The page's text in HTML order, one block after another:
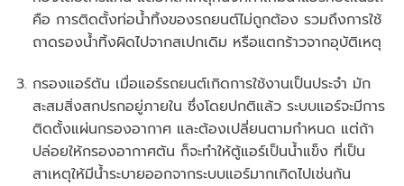
คือ การติดตั้งท่อน้ำทิ้งของรถยนต์ไม่ถูกต้อง รวมถึงการใช้
ถาดรองน้ำทิ้งผิดไปจากสเปกเดิม หรือแตกร้าวจากอุบัติเหตุ
กรองแอร์ตัน เมื่อแอร์รถยนต์เกิดการใช้งานเป็นประจำ มัก
สะสมสิ่งสกปรกอยู่ภายใน ซึ่งโดยปกติแล้ว ระบบแอร์จะมีการ
ติดตั้งแผ่นกรองอากาศ และต้องเปลี่ยนตามกำหนด แต่ถ้า
ปล่อยให้กรองอากาศตัน ก็จะทำให้ตู้แอร์เป็นน้ำแข็ง ที่เป็น
สาเหตุให้มีน้ำระบายออกจากระบบแอร์มากเกิดไปเช่นกัน